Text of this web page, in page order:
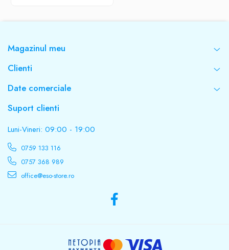
Magazinul meu
Clienti
Date comerciale
Suport clienti
Luni-Vineri: 09:00 - 19:00
0759 133 116
0757 368 989
office@eso-store.ro